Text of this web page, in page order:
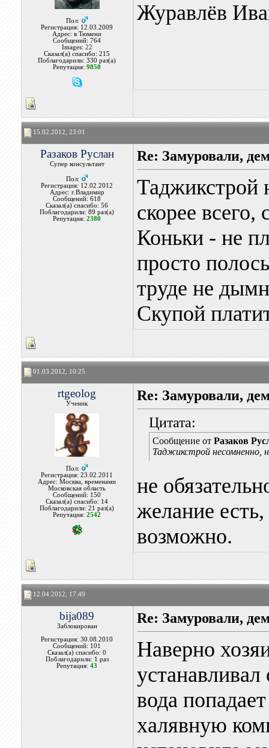
Пол:
Регистрация: 12.03.2009
Адрес: в Тюмени
Сообщений: 764
Images: 22
Сказал(а) спасибо: 215
Поблагодарили: 330 раз(а)
Репутация:9850
Журавлёв
15.02.2012, 23:01
Разаков Руслан
Супер консультант
Пол:
Регистрация: 12.02.2012
Адрес: г.Владимир
Сообщений: 618
Сказал(а) спасибо: 56
Поблагодарили: 89 раз(а)
Репутация:2380
Re: Замуровали,
Таджикстрой
скорее всего,
Коньки - не
просто
труде не
Скупой
01.03.2012, 10:25
rtgeolog
Ученик
Пол:
Регистрация: 23.02.2011
Адрес: Москва, временами
Московская область
Сообщений: 150
Сказал(а) спасибо: 14
Поблагодарили: 21 раз(а)
Репутация:2542
Re: Замуровали,
Цитата:
Сообщение от Разаков
Таджикстрой несомненно,
не
желание
возможно.
12.04.2012, 17:49
bija089
Заблокирован
Регистрация: 30.08.2010
Сообщений: 101
Сказал(а) спасибо: 0
Поблагодарили: 1 раз
Репутация:43
Re: Замуровали,
Наверно
вода
халявную